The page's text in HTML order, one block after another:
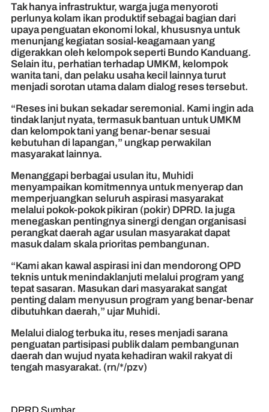
Tak hanya infrastruktur, warga juga menyoroti
perlunya kolam ikan produktif sebagai bagian dari
upaya penguatan ekonomi lokal, khususnya untuk
menunjang kegiatan sosial-keagamaan yang
digerakkan oleh kelompok seperti Bundo Kanduang.
Selain itu, perhatian terhadap UMKM, kelompok
wanita tani, dan pelaku usaha kecil lainnya turut
menjadi sorotan utama dalam dialog reses tersebut.
“Reses ini bukan sekadar seremonial. Kami ingin ada
tindak lanjut nyata, termasuk bantuan untuk UMKM
dan kelompok tani yang benar-benar sesuai
kebutuhan di lapangan,” ungkap perwakilan
masyarakat lainnya.
Menanggapi berbagai usulan itu, Muhidi
menyampaikan komitmennya untuk menyerap dan
memperjuangkan seluruh aspirasi masyarakat
melalui pokok-pokok pikiran (pokir) DPRD. Ia juga
menegaskan pentingnya sinergi dengan organisasi
perangkat daerah agar usulan masyarakat dapat
masuk dalam skala prioritas pembangunan.
“Kami akan kawal aspirasi ini dan mendorong OPD
teknis untuk menindaklanjuti melalui program yang
tepat sasaran. Masukan dari masyarakat sangat
penting dalam menyusun program yang benar-benar
dibutuhkan daerah,” ujar Muhidi.
Melalui dialog terbuka itu, reses menjadi sarana
penguatan partisipasi publik dalam pembangunan
daerah dan wujud nyata kehadiran wakil rakyat di
tengah masyarakat. (rn/*/pzv)
DPRD Sumbar